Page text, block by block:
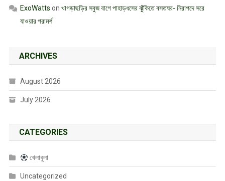
ExoWatts on খাগড়াছড়ির সবুজ বাগে পাহাড়ধসের ঝুঁকিতে বসতঘর- নিরাপদে সরে
যাওয়ার পরামর্শ
ARCHIVES
August 2026
July 2026
CATEGORIES
খেলাধুলা
Uncategorized